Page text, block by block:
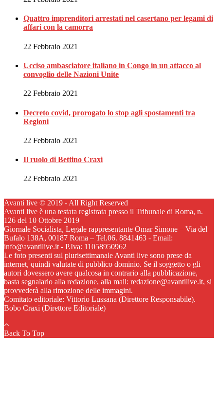
Quattro imprenditori arrestati nel casertano per legami di
affari con la camorra
22 Febbraio 2021
Ucciso ambasciatore italiano in Congo in un attacco al
convoglio delle Nazioni Unite
22 Febbraio 2021
Decreto covid, prorogato lo stop agli spostamenti tra
Regioni
22 Febbraio 2021
Il ruolo di Bettino Craxi
22 Febbraio 2021
Avanti live © 2019 - All Right Reserved
Avanti live è una testata registrata presso il Tribunale di Roma, n.
126 del 10 Ottobre 2019
Giornale Socialista, Legale rappresentante Omar Simone – Via del
Bufalo 138A, 00187 Roma – Tel.06. 8841463 - Email:
info@avantilive.it - P.Iva: 11058950962
Le foto presenti sul plurisettimanale Avanti live sono prese da
internet, quindi valutate di pubblico dominio. Se il soggetto o gli
autori dovessero avere qualcosa in contrario alla pubblicazione,
basta segnalarlo alla redazione, alla mail: redazione@avantilive.it, si
provvederà alla rimozione delle immagini.
Comitato editoriale: Vittorio Lussana (Direttore Responsabile).
Bobo Craxi (Direttore Editoriale)
Back To Top